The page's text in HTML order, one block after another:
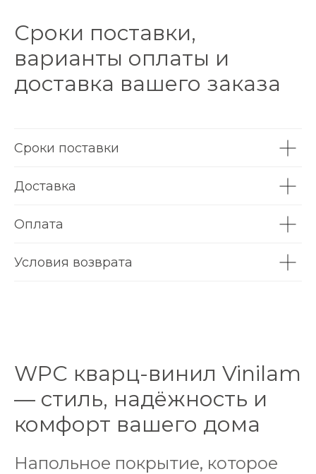
Сроки поставки,
варианты оплаты и
доставка вашего заказа
Сроки поставки
Доставка
Оплата
Условия возврата
WPC кварц-винил Vinilam
— стиль, надёжность и
комфорт вашего дома
Напольное покрытие, которое